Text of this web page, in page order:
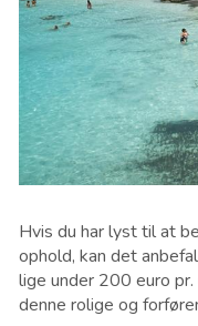
Hvis du har lyst til at
ophold, kan det
lige under 200 euro
denne rolige og